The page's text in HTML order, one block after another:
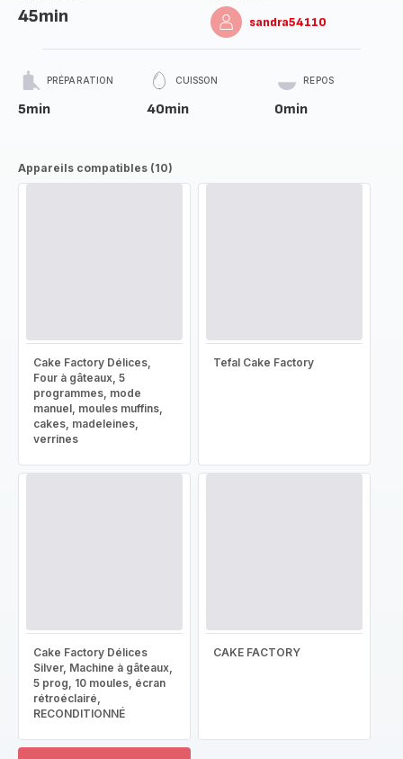
45min sandra54110
PRÉPARATION
5min
CUISSON
40min
REPOS
0min
Appareils compatibles (10)
Cake Factory Délices,
Four à gâteaux, 5
programmes, mode
manuel, moules muffins,
cakes, madeleines,
verrines
Tefal Cake Factory
Cake Factory Délices
Silver, Machine à gâteaux,
5 prog, 10 moules, écran
rétroéclairé,
RECONDITIONNÉ
CAKE FACTORY